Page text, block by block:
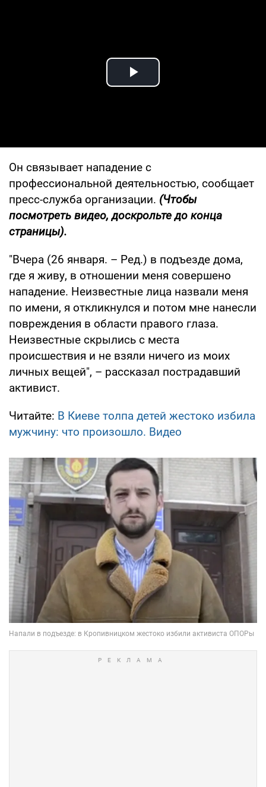
Play Video
Он связывает нападение с
профессиональной деятельностью, сообщает
пресс-служба организации. (Чтобы
посмотреть видео, доскрольте до конца
страницы).
"Вчера (26 января. – Ред.) в подъезде дома,
где я живу, в отношении меня совершено
нападение. Неизвестные лица назвали меня
по имени, я откликнулся и потом мне нанесли
повреждения в области правого глаза.
Неизвестные скрылись с места
происшествия и не взяли ничего из моих
личных вещей", – рассказал пострадавший
активист.
Читайте: В Киеве толпа детей жестоко избила
мужчину: что произошло. Видео